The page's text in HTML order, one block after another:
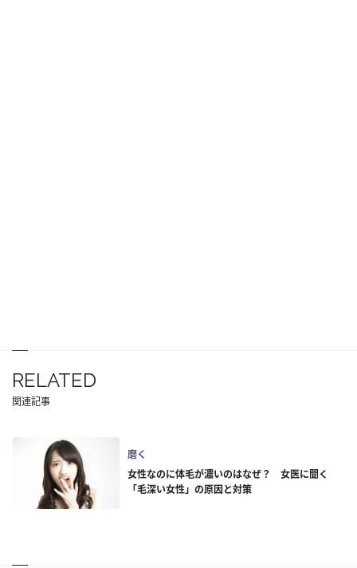
RELATED
関連記事
磨く
女性なのに体毛が濃いのはなぜ？ 女医に聞く
「毛深い女性」の原因と対策